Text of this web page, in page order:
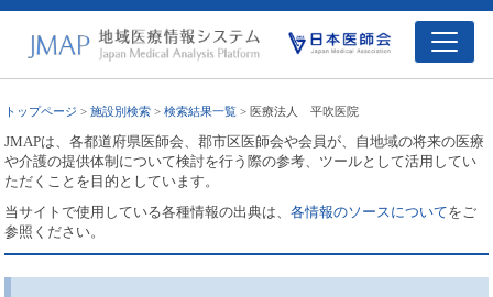
トップページ >施設別検索 >検索結果一覧 > 医療法人 平吹医院
JMAPは、各都道府県医師会、郡市区医師会や会員が、自地域の将来の医療
や介護の提供体制について検討を行う際の参考、ツールとして活用してい
ただくことを目的としています。
当サイトで使用している各種情報の出典は、各情報のソースについてをご
参照ください。